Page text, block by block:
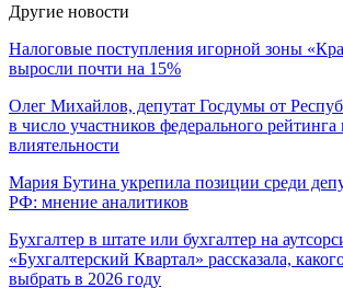
Другие новости
Налоговые поступления игорной зоны
выросли почти на 15%
Олег Михайлов, депутат Госдумы от
в число участников федерального рейтинга
влиятельности
Мария Бутина укрепила позиции среди
РФ: мнение аналитиков
Бухгалтер в штате или бухгалтер на
«Бухгалтерский Квартал» рассказала,
выбрать в 2026 году